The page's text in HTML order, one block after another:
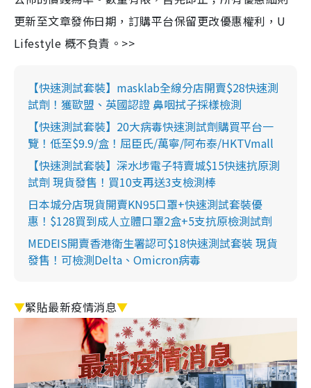
更新至文章發佈日期，訂購平台保留更改優惠權利，U
Lifestyle 概不負責。>>
【快速測試套裝】masklab全線分店開賣$28快速測
試劑！獲歐盟、英國認證 鼻咽拭子採樣檢測
【快速測試套裝】20大病毒快速測試劑購買平台一
覽！低至$9.9/盒！屈臣氏/萬寧/阿布泰/HKTVmall
【快速測試套裝】深水埗電子特賣城$15快速抗原測
試劑 現貨發售！買10支再送3支檢測棒
日本城分店現貨開賣KN95口罩+快速測試套裝優
惠！$128買到成人立體口罩2盒+5支抗原檢測試劑
MEDEIS開賣香港衛生署認可$18快速測試套裝 現貨
發售！可檢測Delta、Omicron病毒
▼緊貼最新疫情消息▼